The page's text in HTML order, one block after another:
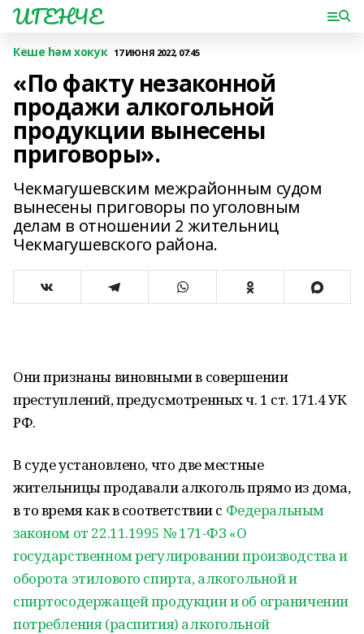
ИГЕНЧЕ
Кеше һәм хокук 17 ИЮНЯ 2022, 07:45
«По факту незаконной
продажи алкогольной
продукции вынесены
приговоры».
Чекмагушевским межрайонным судом
вынесены приговоры по уголовным
делам в отношении 2 жительниц
Чекмагушевского района.
Они признаны виновными в совершении
преступлений, предусмотренных ч. 1 ст. 171.4 УК
РФ.
В суде установлено, что две местные
жительницы продавали алкоголь прямо из дома,
в то время как в соответствии с Федеральным
законом от 22.11.1995 № 171-ФЗ «О
государственном регулировании производства и
оборота этилового спирта, алкогольной и
спиртосодержащей продукции и об ограничении
потребления (распития) алкогольной